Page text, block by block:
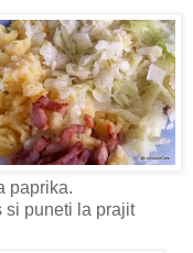
paprika.
si puneti la prajit